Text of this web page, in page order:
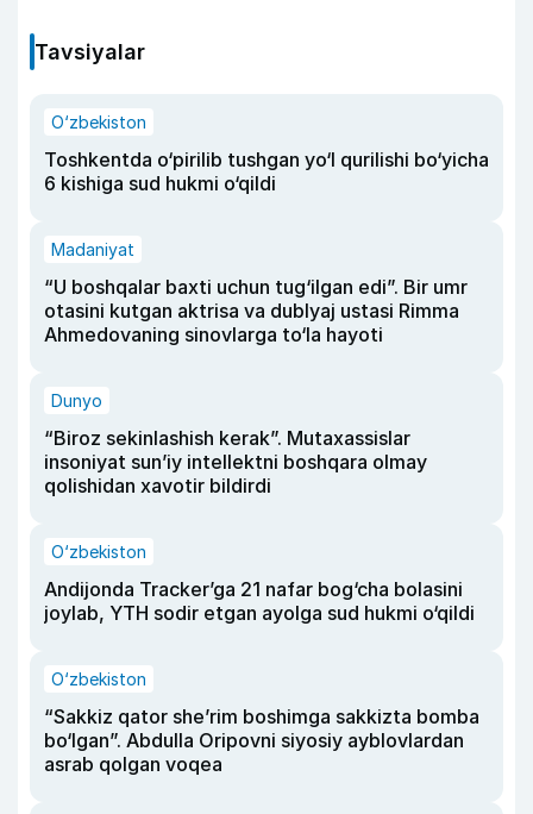
Tavsiyalar
O‘zbekiston
Toshkentda o‘pirilib tushgan yo‘l qurilishi bo‘yicha
6 kishiga sud hukmi o‘qildi
Madaniyat
“U boshqalar baxti uchun tug‘ilgan edi”. Bir umr
otasini kutgan aktrisa va dublyaj ustasi Rimma
Ahmedovaning sinovlarga to‘la hayoti
Dunyo
“Biroz sekinlashish kerak”. Mutaxassislar
insoniyat sun’iy intellektni boshqara olmay
qolishidan xavotir bildirdi
O‘zbekiston
Andijonda Tracker’ga 21 nafar bog‘cha bolasini
joylab, YTH sodir etgan ayolga sud hukmi o‘qildi
O‘zbekiston
“Sakkiz qator she’rim boshimga sakkizta bomba
bo‘lgan”. Abdulla Oripovni siyosiy ayblovlardan
asrab qolgan voqea